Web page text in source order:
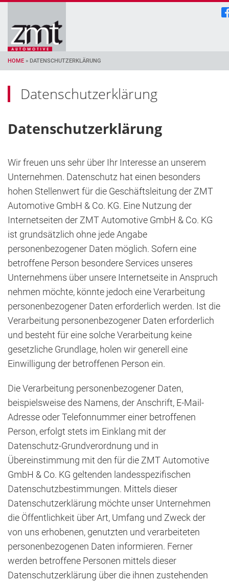
HOME » DATENSCHUTZERKLÄRUNG
Datenschutzerklärung
Datenschutzerklärung
Wir freuen uns sehr über Ihr Interesse an unserem
Unternehmen. Datenschutz hat einen besonders
hohen Stellenwert für die Geschäftsleitung der ZMT
Automotive GmbH & Co. KG. Eine Nutzung der
Internetseiten der ZMT Automotive GmbH & Co. KG
ist grundsätzlich ohne jede Angabe
personenbezogener Daten möglich. Sofern eine
betroffene Person besondere Services unseres
Unternehmens über unsere Internetseite in Anspruch
nehmen möchte, könnte jedoch eine Verarbeitung
personenbezogener Daten erforderlich werden. Ist die
Verarbeitung personenbezogener Daten erforderlich
und besteht für eine solche Verarbeitung keine
gesetzliche Grundlage, holen wir generell eine
Einwilligung der betroffenen Person ein.
Die Verarbeitung personenbezogener Daten,
beispielsweise des Namens, der Anschrift, E-Mail-
Adresse oder Telefonnummer einer betroffenen
Person, erfolgt stets im Einklang mit der
Datenschutz-Grundverordnung und in
Übereinstimmung mit den für die ZMT Automotive
GmbH & Co. KG geltenden landesspezifischen
Datenschutzbestimmungen. Mittels dieser
Datenschutzerklärung möchte unser Unternehmen
die Öffentlichkeit über Art, Umfang und Zweck der
von uns erhobenen, genutzten und verarbeiteten
personenbezogenen Daten informieren. Ferner
werden betroffene Personen mittels dieser
Datenschutzerklärung über die ihnen zustehenden